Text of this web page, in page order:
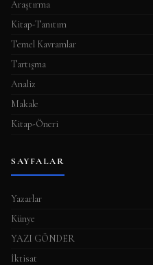
Araştırma
Kitap-Tanıtım
Temel Kavramlar
Tartışma
Analiz
Makale
Kitap-Öneri
SAYFALAR
Yazarlar
Künye
YAZI GÖNDER
İktisat